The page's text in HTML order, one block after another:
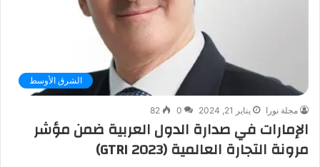
الشرق الأوسط
مجلة نورا يناير 21, 2024 0
82
الإمارات في صدارة الدول العربية ضمن مؤشر
مرونة التجارة العالمية (GTRI 2023)